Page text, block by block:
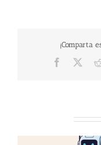
¡Comparta
Facebook